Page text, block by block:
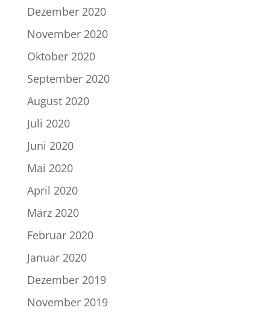
Dezember 2020
November 2020
Oktober 2020
September 2020
August 2020
Juli 2020
Juni 2020
Mai 2020
April 2020
März 2020
Februar 2020
Januar 2020
Dezember 2019
November 2019